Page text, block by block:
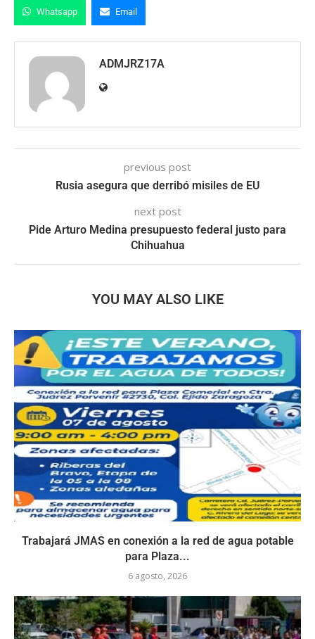
Whatsapp Email
ADMJRZ17A
previous post
Rusia asegura que derribó misiles de EU
next post
Pide Arturo Medina presupuesto federal justo para
Chihuahua
YOU MAY ALSO LIKE
Trabajará JMAS en conexión a la red de agua potable
para Plaza...
6 agosto, 2026